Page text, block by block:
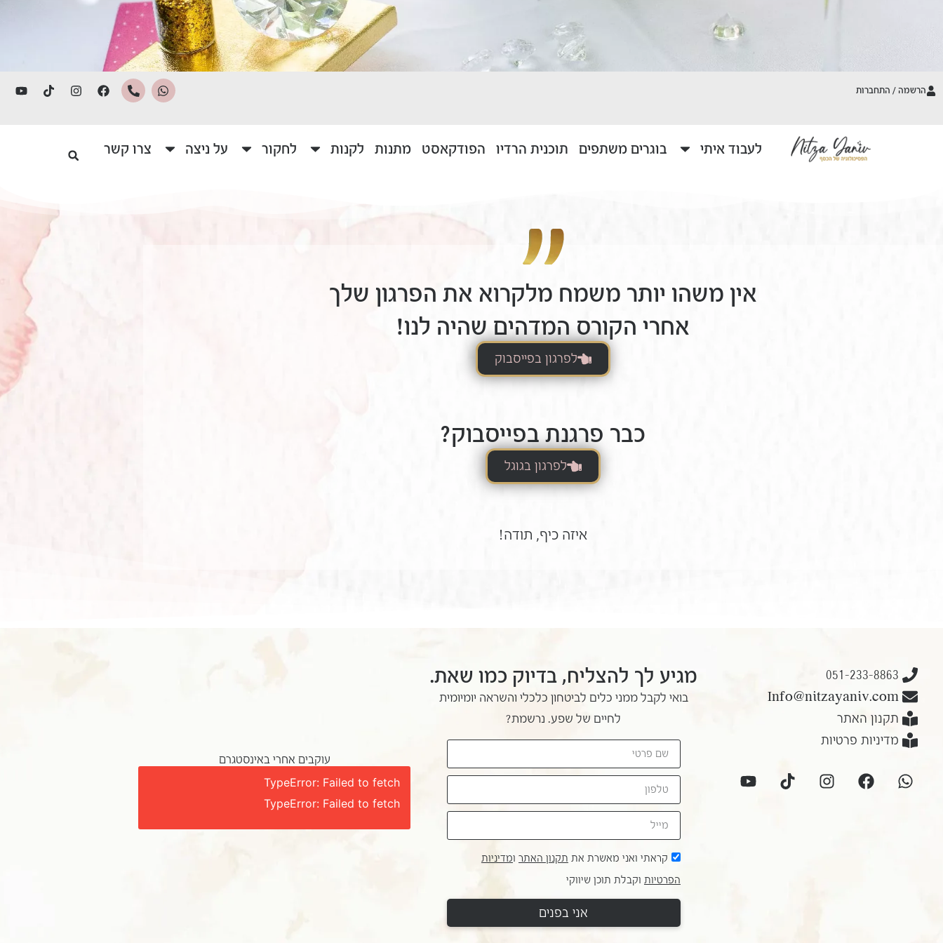
הרשמה / התחברות
לעבוד איתי בוגרים משתפים תוכנית הרדיו הפודקאסט מתנות לקנות לחקור על ניצה צרו קשר
אין משהו יותר משמח מלקרוא את הפרגון שלך
אחרי הקורס המדהים שהיה לנו!
לפרגון בפייסבוק
כבר פרגנת בפייסבוק?
לפרגון בגוגל
איזה כיף, תודה!
051-233-8863
Info@nitzayaniv.com
תקנון האתר
מדיניות פרטיות
מגיע לך להצליח, בדיוק כמו שאת.
בואי לקבל ממני כלים לביטחון כלכלי והשראה יומיומית
לחיים של שפע. נרשמת?
קראתי ואני מאשרת את תקנון האתר ומדיניות
הפרטיות וקבלת תוכן שיווקי
אני בפנים
עוקבים אחרי באינסטגרם
TypeError: Failed to fetch
TypeError: Failed to fetch